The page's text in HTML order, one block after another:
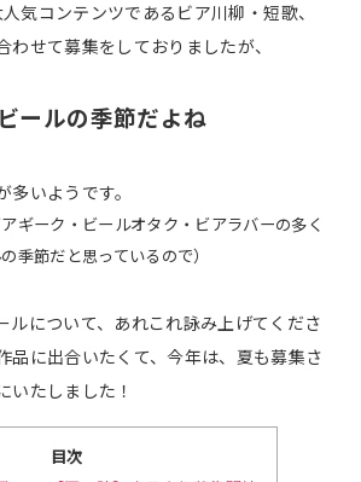
気コンテンツであるビア川柳・短歌、
わせて募集をしておりましたが、
ールの季節だよね
多いようです。
アギーク・ビールオタク・ビアラバーの多く
季節だと思っているので）
ルについて、あれこれ詠み上げてくださ
品に出合いたくて、今年は、夏も募集さ
いたしました！
目次